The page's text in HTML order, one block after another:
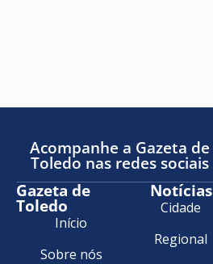
Acompanhe a Gazeta de
Toledo nas redes sociais
Gazeta de
Toledo
Início
Sobre nós
Notícias
Cidade
Regional